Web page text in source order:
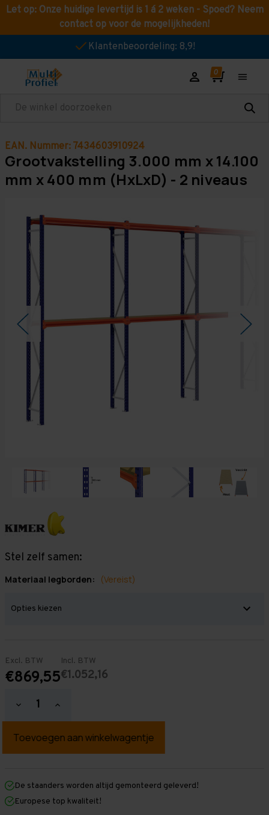
Let op: Onze huidige levertijd is 1 á 2 weken - Spoed? Neem
contact op voor de mogelijkheden!
Klantenbeoordeling: 8,9!
Zoeken
EAN. Nummer: 7434603910924
Grootvakstelling 3.000 mm x 14.100
mm x 400 mm (HxLxD) - 2 niveaus
Stel zelf samen:
Materiaal legborden: (Vereist)
Excl. BTW
€869,55
Incl. BTW
€1.052,16
Hoeveelheid
verlagen
Grootvakstelling
mm
mm
x
400
Hoeveelheid
verhogen
Grootvakstelling
mm
mm
400
De staanders worden altijd gemonteerd geleverd!
Europese top kwaliteit!